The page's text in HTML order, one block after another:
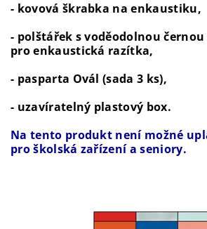
- kovová škrabka na enkaustiku,
- polštářek s voděodolnou
pro enkaustická razítka,
- pasparta Ovál (sada 3 ks),
- uzavíratelný plastový box.
Na tento produkt není možné
pro školská zařízení a seniory.